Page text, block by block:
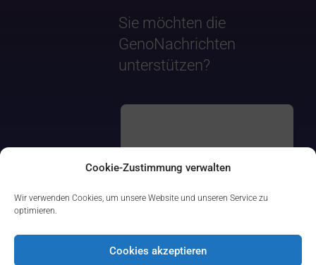
Cookie-Zustimmung verwalten
Wir verwenden Cookies, um unsere Website und unseren Service zu
optimieren.
Cookies akzeptieren
Sie möchten die
GenoNachrichten
unterstützen?